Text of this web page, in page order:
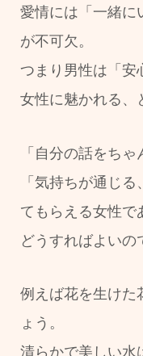
愛情には「一緒に
が不可欠。
つまり男性は「
女性に魅かれる、
「自分の話をちゃ
「気持ちが通じ
てもらえる女性で
どうすればよい
例えば花を生けた
ょう。
清らかで美しい水